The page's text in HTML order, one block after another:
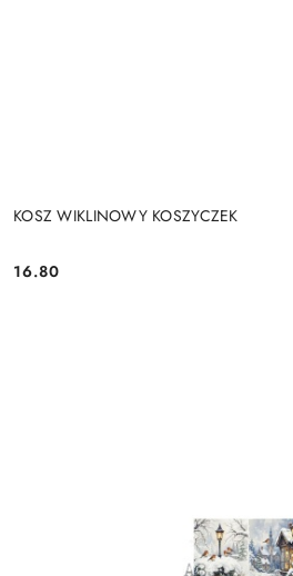
KOSZ WIKLINOWY KOSZYCZEK
Cena:
16.80